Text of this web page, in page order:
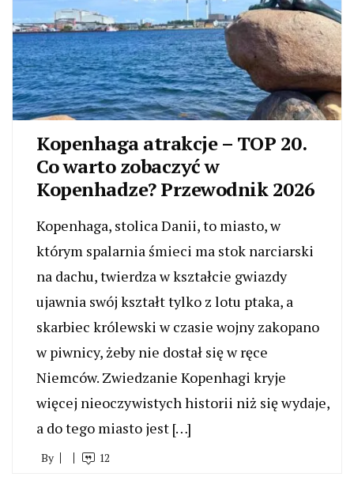
Kopenhaga atrakcje – TOP 20.
Co warto zobaczyć w
Kopenhadze? Przewodnik 2026
Kopenhaga, stolica Danii, to miasto, w
którym spalarnia śmieci ma stok narciarski
na dachu, twierdza w kształcie gwiazdy
ujawnia swój kształt tylko z lotu ptaka, a
skarbiec królewski w czasie wojny zakopano
w piwnicy, żeby nie dostał się w ręce
Niemców. Zwiedzanie Kopenhagi kryje
więcej nieoczywistych historii niż się wydaje,
a do tego miasto jest […]
By 12